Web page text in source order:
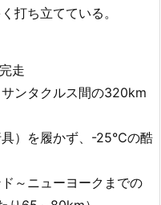
打ち立てている。
走
ンタクルス間の320km
具）を履かず、-25℃の酷
～ニューヨークまでの